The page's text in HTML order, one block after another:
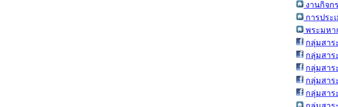
งานกิจก
การประ
พระมหา
กลุ่มสาร
กลุ่มสา
กลุ่มสาร
กลุ่มสาร
กลุ่มสาร